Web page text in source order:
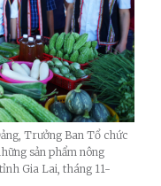
Trưởng Ban Tổ chức
sản phẩm nông
Gia Lai, tháng 11-